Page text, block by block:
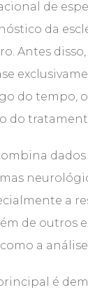
de
da
Antes
do tempo,
do
a
de outros
a
é